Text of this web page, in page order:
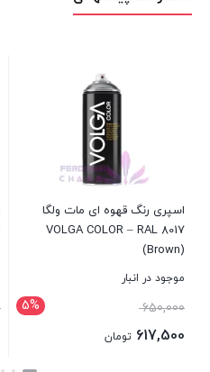
اسپری رنگ قهوه ای مات ولگا
VOLGA COLOR – RAL 8017
(Brown)
موجود در انبار
5% 650,000قیمت
اصلی:617,500 تومان